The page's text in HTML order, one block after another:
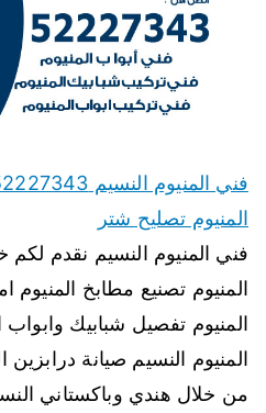
المنيوم تصليح شتر
فني المنيوم النسيم نقدم
المنيوم تصنيع مطابخ المنيوم
المنيوم تفصيل شبابيك وابواب
المنيوم النسيم صيانة درابزين
من خلال هندي وباكستاني